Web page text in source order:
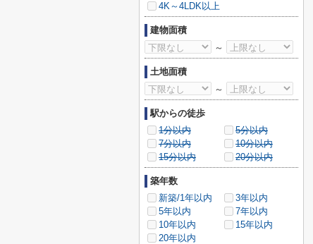
4K～4LDK以上
建物面積
～
土地面積
～
駅からの徒歩
1分以内
5分以内
7分以内
10分以内
15分以内
20分以内
築年数
新築/1年以内
3年以内
5年以内
7年以内
10年以内
15年以内
20年以内